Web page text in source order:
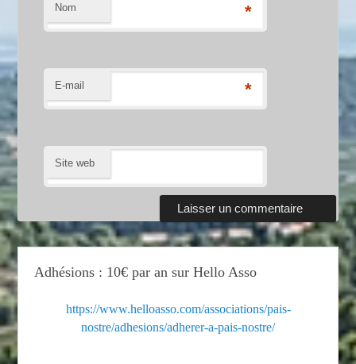
Nom *
E-mail *
Site web
Adhésions : 10€ par an sur Hello Asso
https://www.helloasso.com/associations/pais-
nostre/adhesions/adherer-a-pais-nostre/